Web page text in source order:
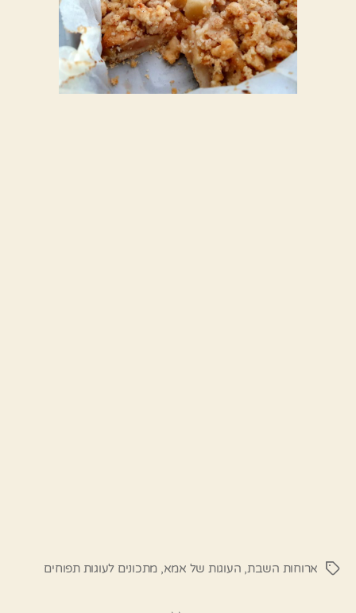
תגיותארוחות השבת, העוגות של אמא, מתכונים לעוגות תפוחים